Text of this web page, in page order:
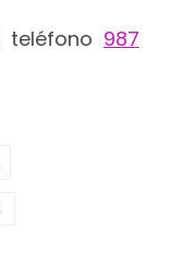
987